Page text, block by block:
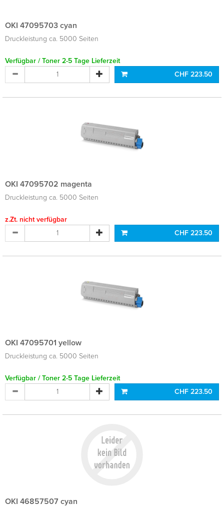
OKI 47095703 cyan
Druckleistung ca. 5000 Seiten
Verfügbar / Toner 2-5 Tage Lieferzeit
CHF 223.50
OKI 47095702 magenta
Druckleistung ca. 5000 Seiten
z.Zt. nicht verfügbar
CHF 223.50
OKI 47095701 yellow
Druckleistung ca. 5000 Seiten
Verfügbar / Toner 2-5 Tage Lieferzeit
CHF 223.50
OKI 46857507 cyan